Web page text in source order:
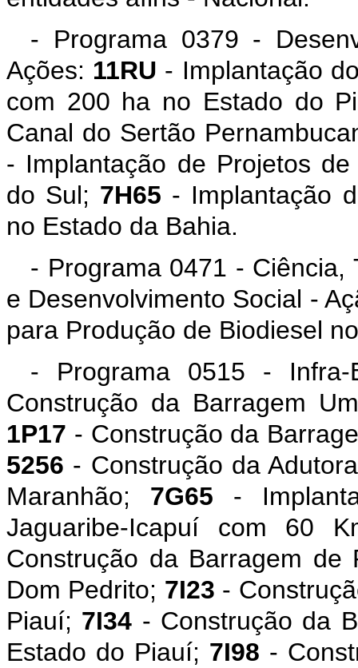
- Programa 0379 -
Ações: 11RU - Implantação
com 200 ha no Estado do
Canal do Sertão
- Implantação de Projetos
do Sul; 7H65 - Implantação
no Estado da Bahia.
- Programa 0471 - Ciência,
e Desenvolvimento Social -
para Produção de Biodiesel
- Programa 0515 -
Construção da Barragem
1P17 - Construção da
5256 - Construção da
Maranhão; 7G65 -
Jaguaribe-Icapuí com 60
Construção da Barragem
Dom Pedrito; 7I23 -
Piauí; 7I34 - Construção da
Estado do Piauí; 7I98 -